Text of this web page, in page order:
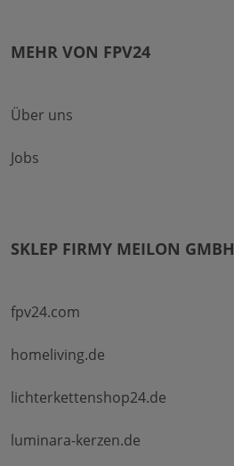
MEHR VON FPV24
Über uns
Jobs
SKLEP FIRMY MEILON GMBH
fpv24.com
homeliving.de
lichterkettenshop24.de
luminara-kerzen.de